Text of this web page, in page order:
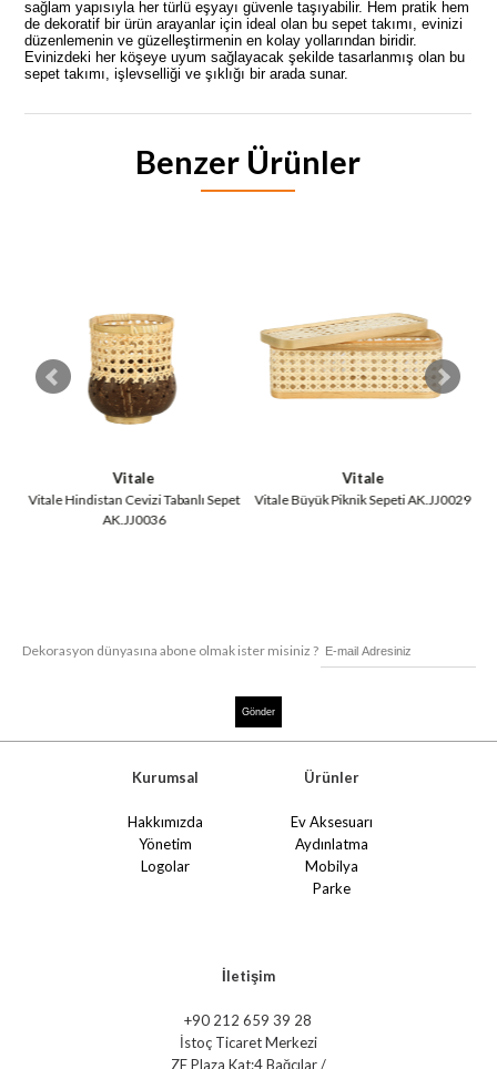
sağlam yapısıyla her türlü eşyayı güvenle taşıyabilir. Hem pratik hem
de dekoratif bir ürün arayanlar için ideal olan bu sepet takımı, evinizi
düzenlemenin ve güzelleştirmenin en kolay yollarından biridir.
Evinizdeki her köşeye uyum sağlayacak şekilde tasarlanmış olan bu
sepet takımı, işlevselliği ve şıklığı bir arada sunar.
Benzer Ürünler
Vitale
Vitale Hindistan Cevizi Tabanlı Sepet
AK.JJ0036
Vitale
Vitale Büyük Piknik Sepeti AK.JJ0029
Dekorasyon dünyasına abone olmak ister misiniz ?
Kurumsal
Hakkımızda
Yönetim
Logolar
Ürünler
Ev Aksesuarı
Aydınlatma
Mobilya
Parke
İletişim
+90 212 659 39 28
İstoç Ticaret Merkezi
ZE Plaza Kat:4 Bağcılar /